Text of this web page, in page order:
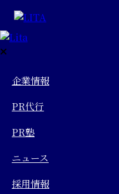
企業情報
PR代行
PR塾
ニュース
採用情報